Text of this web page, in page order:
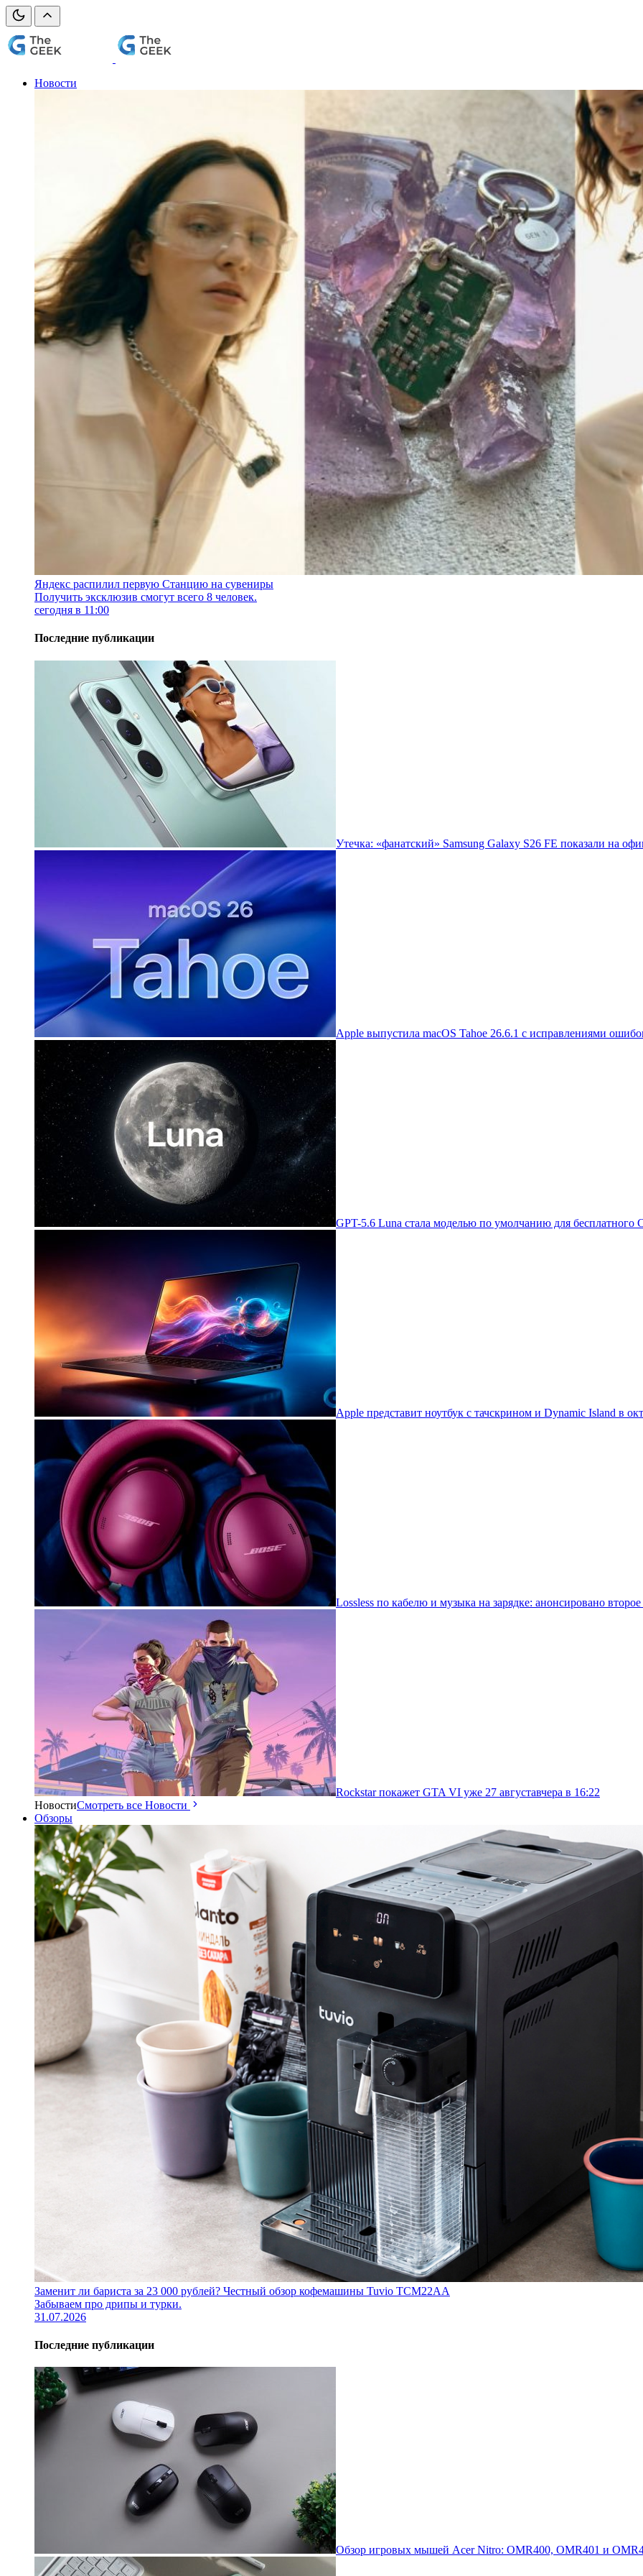
Новости
Яндекс распилил первую Станцию на сувениры
Получить эксклюзив смогут всего 8 человек.
сегодня в 11:00
Последние публикации
Утечка: «фанатский» Samsung Galaxy S26 FE показали на
Apple выпустила macOS Tahoe 26.6.1 с исправлениями
GPT-5.6 Luna стала моделью по умолчанию для бесплатного
Apple представит ноутбук с тачскрином и Dynamic Island в
Lossless по кабелю и музыка на зарядке: анонсировано
Rockstar покажет GTA VI уже 27 августавчера в 16:22
НовостиСмотреть все Новости
Обзоры
Заменит ли бариста за 23 000 рублей? Честный обзор кофемашины Tuvio TCM22AA
Забываем про дрипы и турки.
31.07.2026
Последние публикации
Обзор игровых мышей Acer Nitro: OMR400, OMR401 и